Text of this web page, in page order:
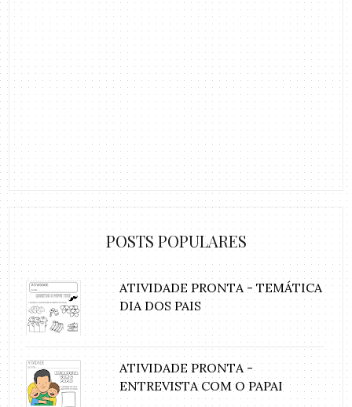
POSTS POPULARES
ATIVIDADE PRONTA - TEMÁTICA
DIA DOS PAIS
ATIVIDADE PRONTA -
ENTREVISTA COM O PAPAI